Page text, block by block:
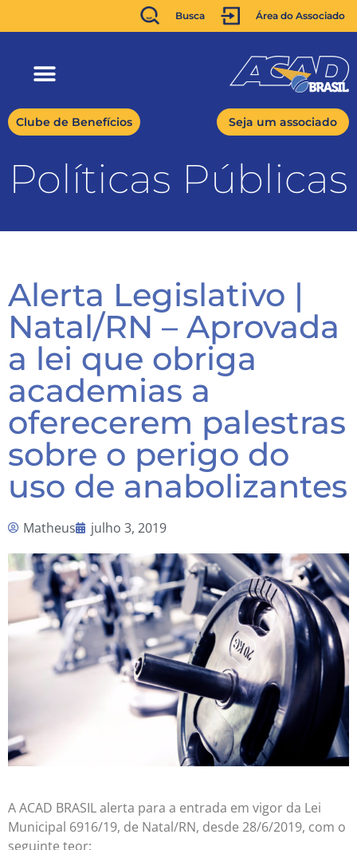
Busca Área do Associado
Clube de Benefícios Seja um associado
Políticas Públicas​
Alerta Legislativo |
Natal/RN – Aprovada
a lei que obriga
academias a
oferecerem palestras
sobre o perigo do
uso de anabolizantes
Matheus julho 3, 2019
A ACAD BRASIL alerta para a entrada em vigor da Lei
Municipal 6916/19, de Natal/RN, desde 28/6/2019, com o
seguinte teor: